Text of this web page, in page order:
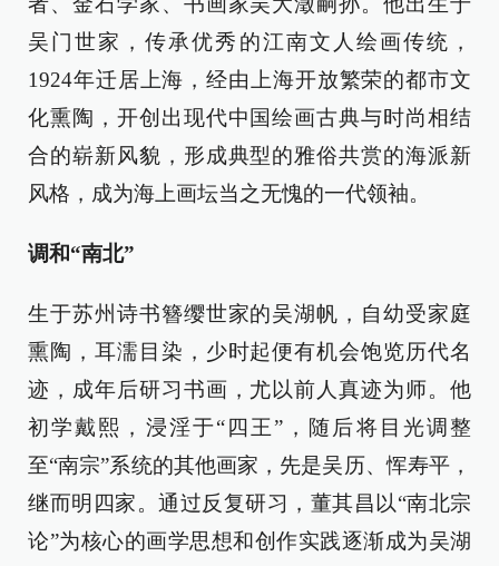
吴门世家，传承优秀的江南文人绘画传统，
1924年迁居上海，经由上海开放繁荣的都市文
化熏陶，开创出现代中国绘画古典与时尚相结
合的崭新风貌，形成典型的雅俗共赏的海派新
风格，成为海上画坛当之无愧的一代领袖。
调和“南北”
生于苏州诗书簪缨世家的吴湖帆，自幼受家庭
熏陶，耳濡目染，少时起便有机会饱览历代名
迹，成年后研习书画，尤以前人真迹为师。他
初学戴熙，浸淫于“四王”，随后将目光调整
至“南宗”系统的其他画家，先是吴历、恽寿平，
继而明四家。通过反复研习，董其昌以“南北宗
论”为核心的画学思想和创作实践逐渐成为吴湖